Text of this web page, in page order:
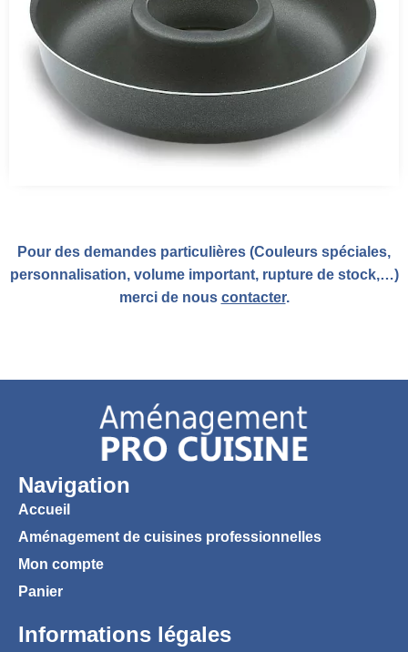
Pour des demandes particulières (Couleurs spéciales,
personnalisation, volume important, rupture de stock,…)
merci de nous contacter.
Navigation
Accueil
Aménagement de cuisines professionnelles
Mon compte
Panier
Informations légales